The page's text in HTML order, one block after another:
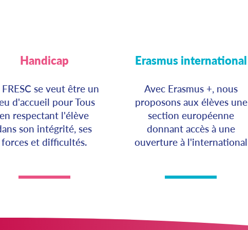
Handicap
FRESC se veut être un
d'accueil pour Tous
en respectant l'élève
son intégrité, ses
forces et difficultés.
Erasmus international
Avec Erasmus +, nous
proposons aux élèves une
section européenne
donnant accès à une
ouverture à l'international